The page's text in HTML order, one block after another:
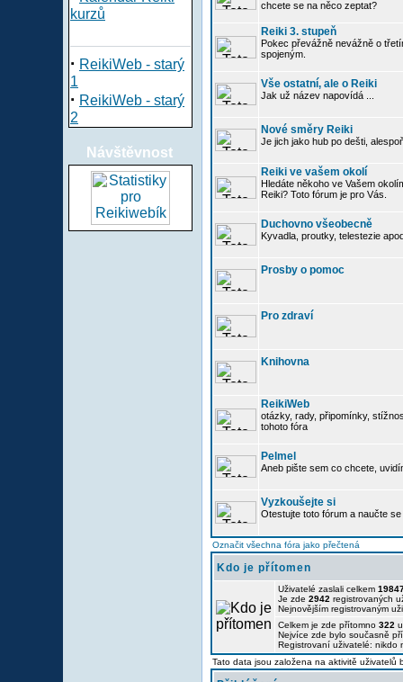
kurzů
· ReikiWeb - starý
1
· ReikiWeb - starý
2
Návštěvnost
chcete se na něco zeptat?
Reiki 3. stupeň
Pokec převážně nevážně o
spojeným.
Vše ostatní, ale o Reiki
Jak už název napovídá ...
Nové směry Reiki
Je jich jako hub po dešti,
Reiki ve vašem okolí
Hledáte někoho ve Vašem
Reiki? Toto fórum je pro Vás.
Duchovno všeobecně
Kyvadla, proutky, telestezie
Prosby o pomoc
Pro zdraví
Knihovna
ReikiWeb
otázky, rady, připomínky,
tohoto fóra
Pelmel
Aneb pište sem co chcete,
Vyzkoušejte si
Otestujte toto fórum a naučte
Označit všechna fóra jako přečtená
Kdo je přítomen
Uživatelé zaslali celkem
Je zde 2942 registrovaných
Nejnovějším registrovaným
Celkem je zde přítomno 322
Nejvíce zde bylo současně
Registrovaní uživatelé: nikdo
Tato data jsou založena na aktivitě uživatelů